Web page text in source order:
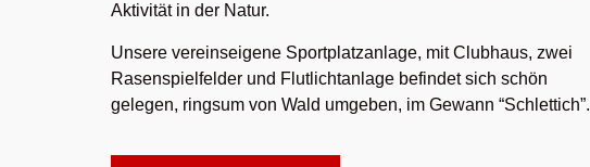
Aktivität in der Natur.
Unsere vereinseigene Sportplatzanlage, mit Clubhaus, zwei
Rasenspielfelder und Flutlichtanlage befindet sich schön
gelegen, ringsum von Wald umgeben, im Gewann “Schlettich”.